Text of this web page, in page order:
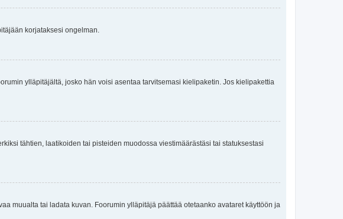
korjataksesi ongelman.
ylläpitäjältä, josko hän voisi asentaa tarvitsemasi kielipaketin. Jos kielipakettia
tähtien, laatikoiden tai pisteiden muodossa viestimäärästäsi tai statuksestasi
muualta tai ladata kuvan. Foorumin ylläpitäjä päättää otetaanko avataret käyttöön ja